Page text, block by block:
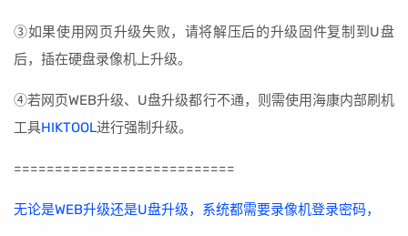
③如果使用网页升级失败，请将解压后的升级固件复制到U盘
后，插在硬盘录像机上升级。
④若网页WEB升级、U盘升级都行不通，则需使用海康内部刷机
工具HIKTOOL进行强制升级。
===========================
无论是WEB升级还是U盘升级，系统都需要录像机登录密码，